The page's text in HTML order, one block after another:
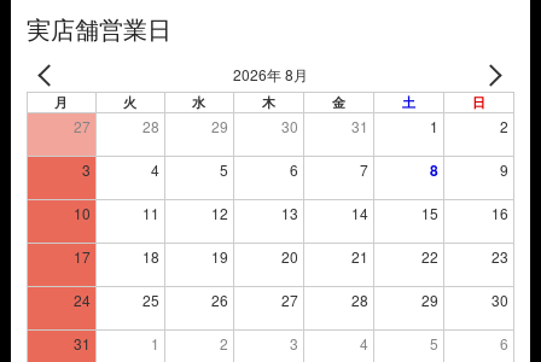
実店舗営業日
2026年 8月
月 火 水 木 金 土 日
27 28 29 30 31 1 2
3 4 5 6 7 8 9
10 11 12 13 14 15 16
17 18 19 20 21 22 23
24 25 26 27 28 29 30
31 1 2 3 4 5 6